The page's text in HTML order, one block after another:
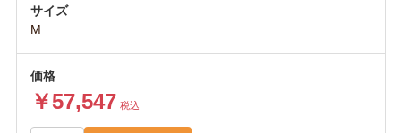
M
￥57,547 税込